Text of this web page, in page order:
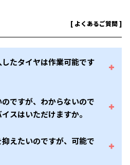
[ よくあるご質問 ]
たタイヤは作業可能です
ですが、わからないので
スはいただけますか。
えたいのですが、可能で